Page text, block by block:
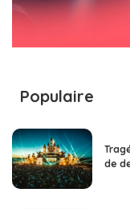
Populaire
de